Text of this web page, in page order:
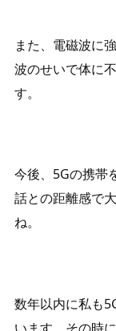
また、電磁波に
波のせいで体に
す。
今後、5Gの携帯
話との距離感で
ね。
数年以内に私も